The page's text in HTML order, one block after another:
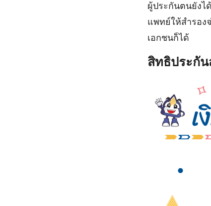
ผู้ประกันตนยัง
แพทย์ให้สำรอง
เอกชนก็ได้
สิทธิประกั